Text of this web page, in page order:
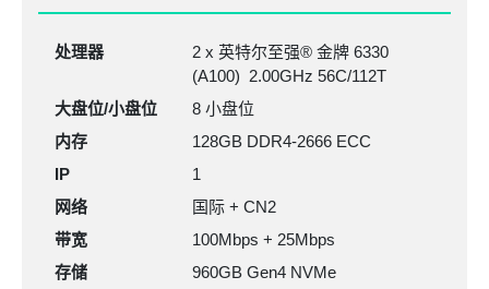
处理器
2 x 英特尔至强® 金牌 6330
(A100) 2.00GHz 56C/112T
大盘位/小盘位
8 小盘位
内存
128GB DDR4-2666 ECC
IP
1
网络
国际 + CN2
带宽
100Mbps + 25Mbps
存储
960GB Gen4 NVMe